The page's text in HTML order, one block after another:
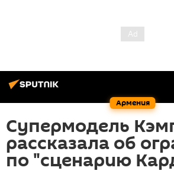
Армения
Супермодель
рассказала об
по "сценарию